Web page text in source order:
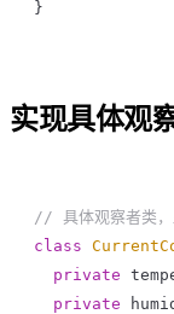
}
实现具体观
// 具体观察者类，
class
  private
  private